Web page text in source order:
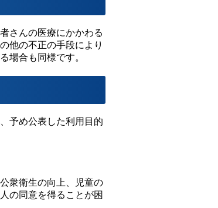
さんの医療にかかわる
他の不正の手段により
場合も同様です。
予め公表した利用目的
衆衛生の向上、児童の
の同意を得ることが困